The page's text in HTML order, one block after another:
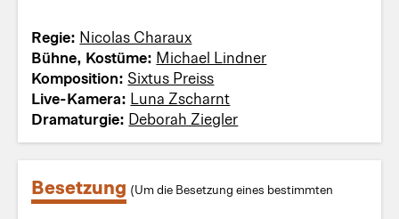
Regie: Nicolas Charaux
Bühne, Kostüme: Michael Lindner
Komposition: Sixtus Preiss
Live-Kamera: Luna Zscharnt
Dramaturgie: Deborah Ziegler
Besetzung (Um die Besetzung eines bestimmten